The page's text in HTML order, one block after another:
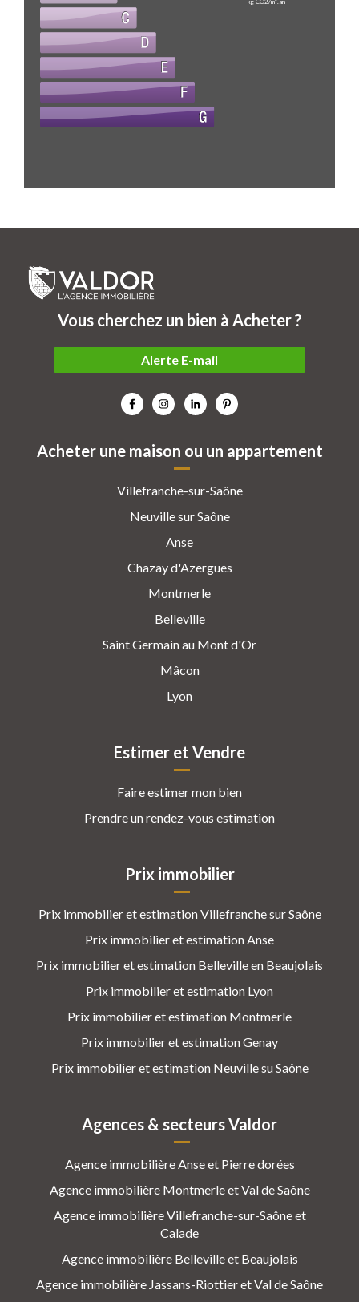
Acheter une maison ou un appartement
Villefranche-sur-Saône
Neuville sur Saône
Anse
Chazay d'Azergues
Montmerle
Belleville
Saint Germain au Mont d'Or
Mâcon
Lyon
Estimer et Vendre
Faire estimer mon bien
Prendre un rendez-vous estimation
Prix immobilier
Prix immobilier et estimation Villefranche sur Saône
Prix immobilier et estimation Anse
Prix immobilier et estimation Belleville en Beaujolais
Prix immobilier et estimation Lyon
Prix immobilier et estimation Montmerle
Prix immobilier et estimation Genay
Prix immobilier et estimation Neuville su Saône
Agences & secteurs Valdor
Agence immobilière Anse et Pierre dorées
Agence immobilière Montmerle et Val de Saône
Agence immobilière Villefranche-sur-Saône et
Calade
Agence immobilière Belleville et Beaujolais
Agence immobilière Jassans-Riottier et Val de Saône
Vous cherchez un bien à Acheter ?
Alerte E-mail